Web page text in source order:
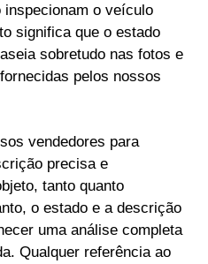
o veículo
significa que o estado
sobretudo nas fotos e
pelos nossos
vendedores para
precisa e
tanto quanto
o estado e a descrição
uma análise completa
Qualquer referência ao